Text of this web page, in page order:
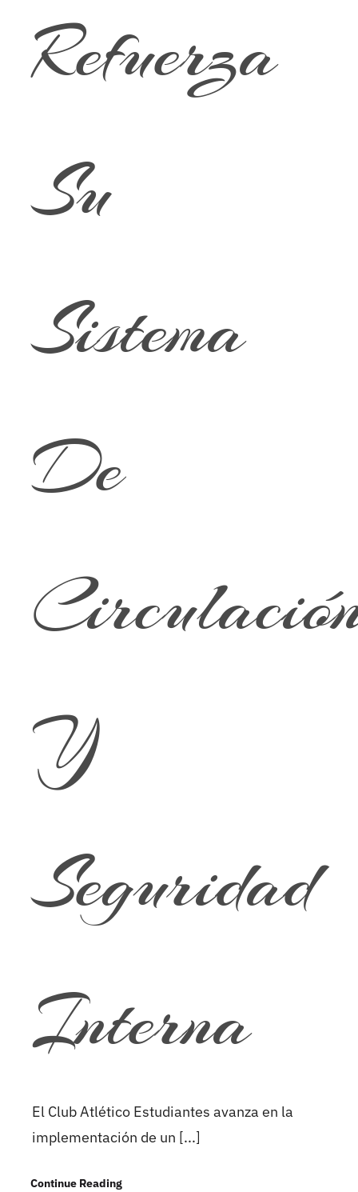
Refuerza
Su
Sistema
De
Y
Seguridad
Interna
El Club Atlético Estudiantes avanza en la
implementación de un [...]
Continue Reading